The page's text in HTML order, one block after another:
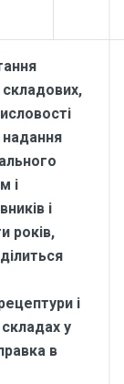
і
і
років,
і
у
в